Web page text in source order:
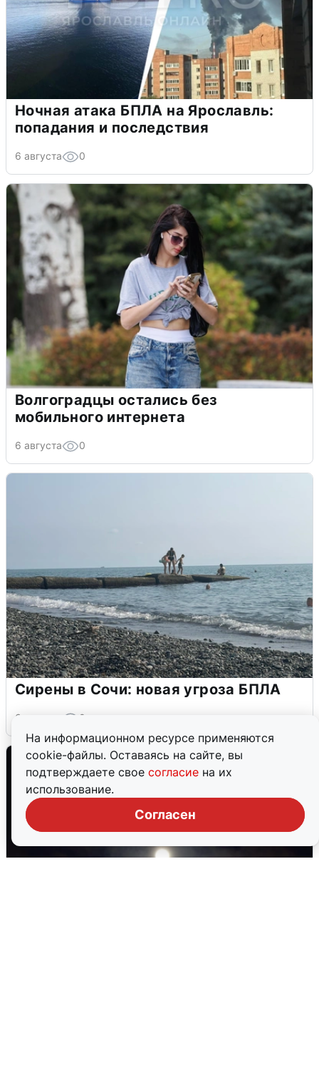
На информационном ресурсе применяются
cookie-файлы. Оставаясь на сайте, вы
подтверждаете свое согласие на их
использование.
Согласен
Ночная атака БПЛА на Ярославль:
попадания и последствия
6 августа 0
Волгоградцы остались без
мобильного интернета
6 августа 0
Сирены в Сочи: новая угроза БПЛА
6 августа 0